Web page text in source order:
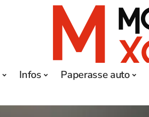
Infos Paperasse auto